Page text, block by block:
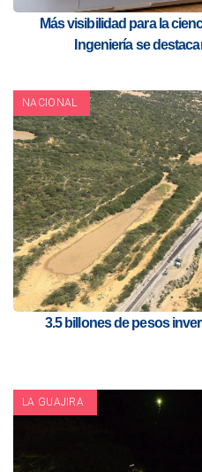
Más visibilidad para la
Ingeniería se
NACIONAL
3.5 billones de pesos
LA GUAJIRA